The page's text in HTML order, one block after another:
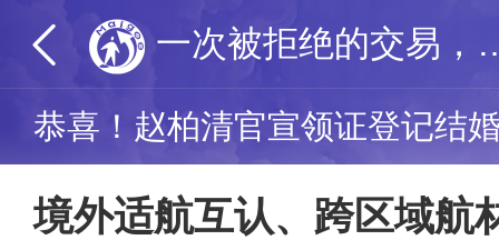
一次被拒绝的交易，却
恭喜！赵柏清官宣领证登记结
境外适航互认、跨区域航